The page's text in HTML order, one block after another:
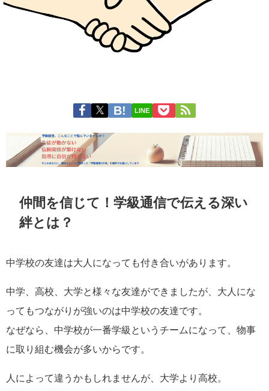
LINE
仲間を信じて！学級通信で伝える深い
絆とは？
中学校の友達は大人になっても付き合いがあります。
中学、高校、大学と様々な友達ができましたが、大人にな
ってもつながりが強いのは中学校の友達です。
なぜなら、中学校が一番学級というチームになって、物事
に取り組む機会が多いからです。
人によって違うかもしれませんが、大学より高校。